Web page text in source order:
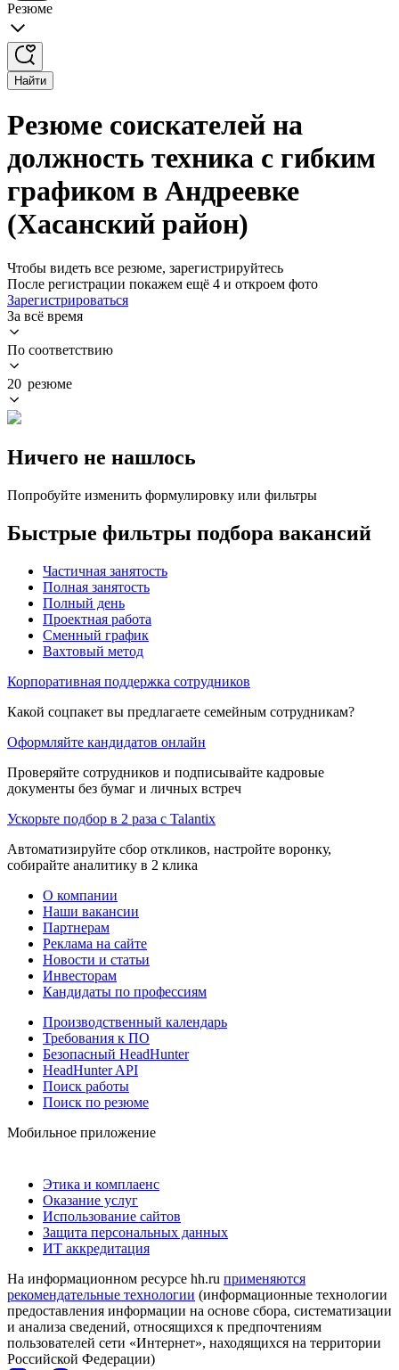
Резюме
Найти
Резюме соискателей на
должность техника с гибким
графиком в Андреевке
(Хасанский район)
Чтобы видеть все резюме, зарегистрируйтесь
После регистрации покажем ещё 4 и откроем фото
Зарегистрироваться
За всё время
По соответствию
20 резюме
Ничего не нашлось
Попробуйте изменить формулировку или фильтры
Быстрые фильтры подбора вакансий
Частичная занятость
Полная занятость
Полный день
Проектная работа
Сменный график
Вахтовый метод
Корпоративная поддержка сотрудников
Какой соцпакет вы предлагаете семейным сотрудникам?
Оформляйте кандидатов онлайн
Проверяйте сотрудников и подписывайте кадровые
документы без бумаг и личных встреч
Ускорьте подбор в 2 раза с Talantix
Автоматизируйте сбор откликов, настройте воронку,
собирайте аналитику в 2 клика
О компании
Наши вакансии
Партнерам
Реклама на сайте
Новости и статьи
Инвесторам
Кандидаты по профессиям
Производственный календарь
Требования к ПО
Безопасный HeadHunter
HeadHunter API
Поиск работы
Поиск по резюме
Мобильное приложение
Этика и комплаенс
Оказание услуг
Использование сайтов
Защита персональных данных
ИТ аккредитация
На информационном ресурсе hh.ru применяются
рекомендательные технологии (информационные технологии
предоставления информации на основе сбора, систематизации
и анализа сведений, относящихся к предпочтениям
пользователей сети «Интернет», находящихся на территории
Российской Федерации)